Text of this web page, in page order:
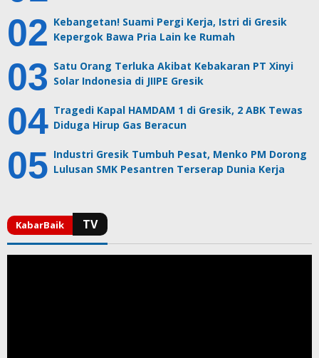
Kebangetan! Suami Pergi Kerja, Istri di Gresik
Kepergok Bawa Pria Lain ke Rumah
Satu Orang Terluka Akibat Kebakaran PT Xinyi
Solar Indonesia di JIIPE Gresik
Tragedi Kapal HAMDAM 1 di Gresik, 2 ABK Tewas
Diduga Hirup Gas Beracun
Industri Gresik Tumbuh Pesat, Menko PM Dorong
Lulusan SMK Pesantren Terserap Dunia Kerja